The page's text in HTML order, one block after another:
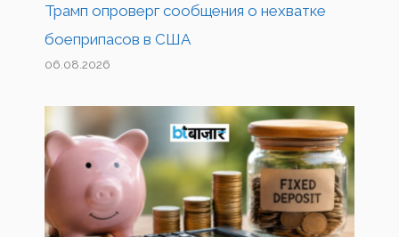
Трамп опроверг сообщения о нехватке
боеприпасов в США
06.08.2026